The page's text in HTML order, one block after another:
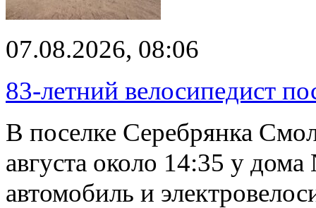
07.08.2026, 08:06
83-летний велосипедист
В поселке Серебрянка
августа около 14:35 у
автомобиль и